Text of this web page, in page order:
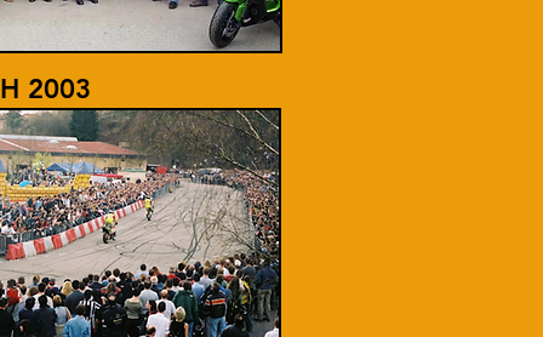
2003